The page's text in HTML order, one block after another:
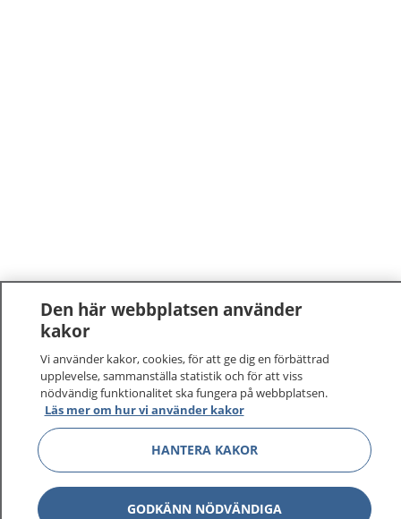
1177 –tryggt om din hälsa och vård
På 1177.se får du råd om hälsa och information om
sjukdomar och vilka mottagningar du kan kontakta.
Logga in för att läsa din journal och göra dina
vårdärenden. Ring telefonnummer 1177 för
sjukvårdsrådgivning dygnet runt.
1177 ger dig råd när du vill må bättre.
Den här webbplatsen använder
kakor
Vi använder kakor, cookies, för att ge dig en förbättrad
upplevelse, sammanställa statistik och för att viss
nödvändig funktionalitet ska fungera på webbplatsen.
Läs mer om hur vi använder kakor
HANTERA KAKOR
GODKÄNN NÖDVÄNDIGA